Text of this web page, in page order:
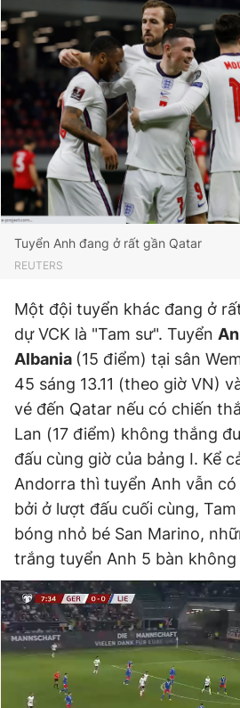
Tuyển Anh đang ở rất gần Qatar
REUTERS
Một đội tuyển khác đang ở
dự VCK là "Tam sư". Tuyển
Albania (15 điểm) tại sân
45 sáng 13.11 (theo giờ VN)
vé đến Qatar nếu có chiến
Lan (17 điểm) không thắng
đấu cùng giờ của bảng I. Kể
Andorra thì tuyển Anh vẫn
bởi ở lượt đấu cuối cùng,
bóng nhỏ bé San Marino,
trắng tuyển Anh 5 bàn